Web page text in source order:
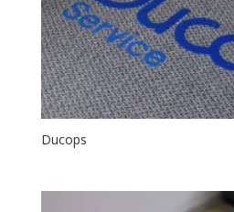
Ducops